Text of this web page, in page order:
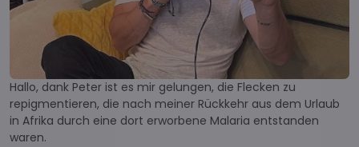
Hallo, dank Peter ist es mir gelungen, die Flecken zu
repigmentieren, die nach meiner Rückkehr aus dem Urlaub
in Afrika durch eine dort erworbene Malaria entstanden
waren.